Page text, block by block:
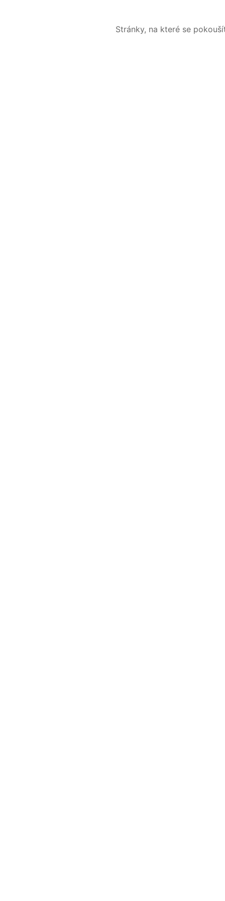
Stránky, na které se